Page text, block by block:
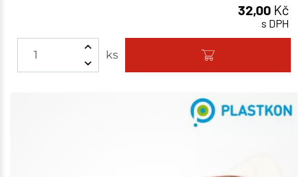
32,00 Kč
s DPH
ks